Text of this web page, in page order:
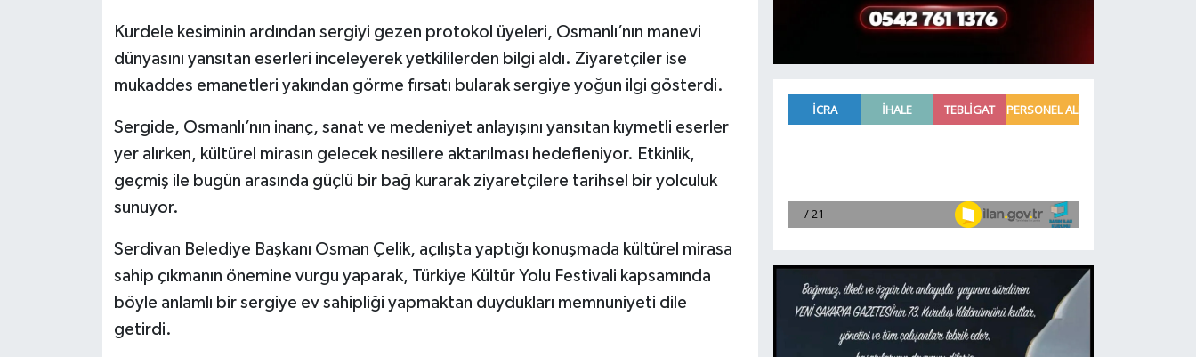
Kurdele kesiminin ardından sergiyi gezen protokol üyeleri, Osmanlı’nın manevi
dünyasını yansıtan eserleri inceleyerek yetkililerden bilgi aldı. Ziyaretçiler ise
mukaddes emanetleri yakından görme fırsatı bularak sergiye yoğun ilgi gösterdi.
Sergide, Osmanlı’nın inanç, sanat ve medeniyet anlayışını yansıtan kıymetli eserler
yer alırken, kültürel mirasın gelecek nesillere aktarılması hedefleniyor. Etkinlik,
geçmiş ile bugün arasında güçlü bir bağ kurarak ziyaretçilere tarihsel bir yolculuk
sunuyor.
Serdivan Belediye Başkanı Osman Çelik, açılışta yaptığı konuşmada kültürel mirasa
sahip çıkmanın önemine vurgu yaparak, Türkiye Kültür Yolu Festivali kapsamında
böyle anlamlı bir sergiye ev sahipliği yapmaktan duydukları memnuniyeti dile
getirdi.